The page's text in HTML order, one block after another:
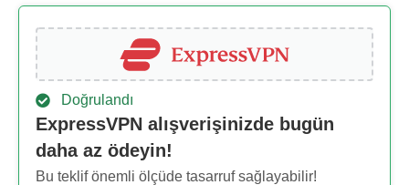
Doğrulandı
ExpressVPN alışverişinizde bugün
daha az ödeyin!
Bu teklif önemli ölçüde tasarruf sağlayabilir!